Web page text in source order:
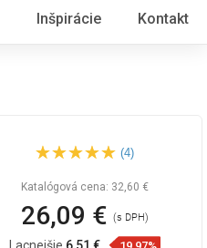
Inšpirácie Kontakt
lišta 2v1 na sprchový žľab 70
(4)
Katalógová cena: 32,60 €
26,09 € (s DPH)